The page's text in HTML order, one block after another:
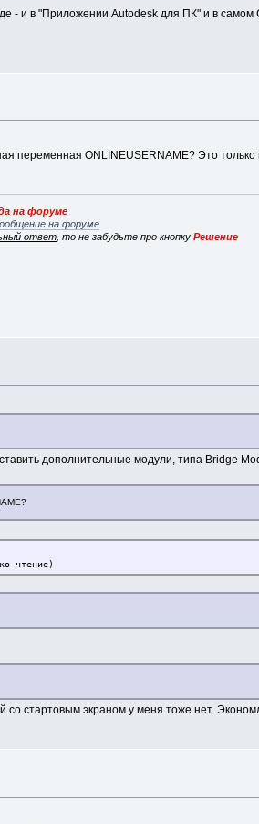
- и в "Приложении Autodesk для ПК" и в самом
переменная ONLINEUSERNAME? Это только
на форуме
на форуме
ответ , то не забудьте про кнопкуРешение
дополнительные модули, типа Bridge
чтение)
со стартовым экраном у меня тоже нет.